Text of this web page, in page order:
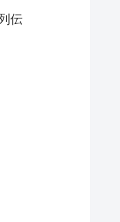
伝